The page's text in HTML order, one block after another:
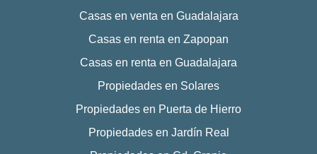
Casas en venta en Guadalajara
Casas en renta en Zapopan
Casas en renta en Guadalajara
Propiedades en Solares
Propiedades en Puerta de Hierro
Propiedades en Jardín Real